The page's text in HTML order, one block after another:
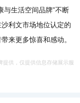
与生活空间品牌”不断
利文市场地位认定的
来更多惊喜和感动。
提供，仅提供信息存储展示服